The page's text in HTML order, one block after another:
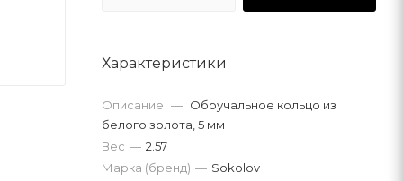
Характеристики
Описание — Обручальное кольцо из
белого золота, 5 мм
Марка (бренд) — Sokolov
Вес — 2.57